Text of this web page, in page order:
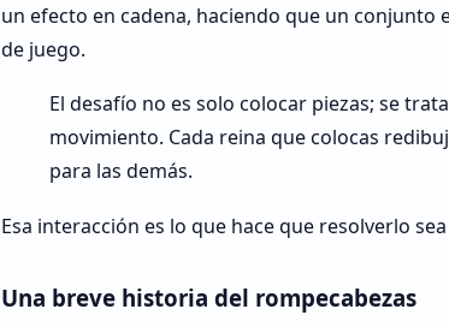
un efecto en cadena, haciendo que un
de juego.
El desafío no es solo colocar piezas; se
movimiento. Cada reina que colocas
para las demás.
Esa interacción es lo que hace que resolverlo
Una breve historia del rompecabezas